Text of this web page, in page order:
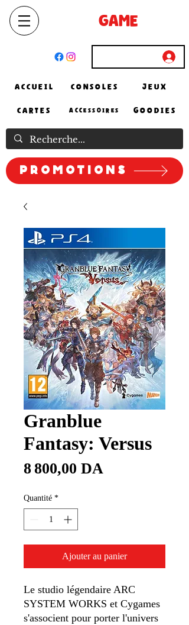
GAME
ACCUEIL CONSOLES JEUX
CARTES ACCESSOIRES GOODIES
Promotions
Granblue
Fantasy: Versus
8 800,00 DA
Quantité *
Ajouter au panier
Le studio légendaire ARC
SYSTEM WORKS et Cygames
s'associent pour porter l'univers